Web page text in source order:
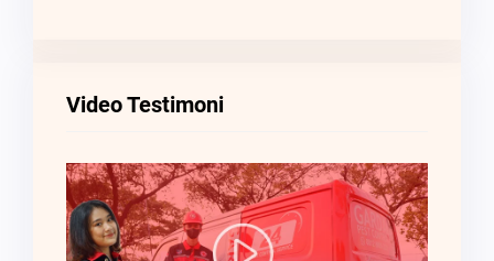
Video Testimoni